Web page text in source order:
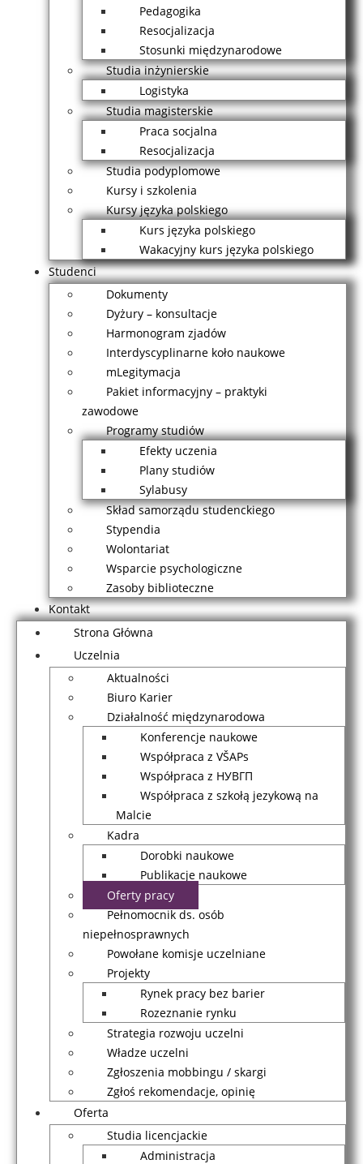
Pedagogika
Resocjalizacja
Stosunki międzynarodowe
Studia inżynierskie
Logistyka
Studia magisterskie
Praca socjalna
Resocjalizacja
Studia podyplomowe
Kursy i szkolenia
Kursy języka polskiego
Kurs języka polskiego
Wakacyjny kurs języka polskiego
Studenci
Dokumenty
Dyżury – konsultacje
Harmonogram zjadów
Interdyscyplinarne koło naukowe
mLegitymacja
Pakiet informacyjny – praktyki
zawodowe
Programy studiów
Efekty uczenia
Plany studiów
Sylabusy
Skład samorządu studenckiego
Stypendia
Wolontariat
Wsparcie psychologiczne
Zasoby biblioteczne
Kontakt
Strona Główna
Uczelnia
Aktualności
Biuro Karier
Działalność międzynarodowa
Konferencje naukowe
Współpraca z VŠAPs
Współpraca z НУВГП
Współpraca z szkołą jezykową na
Malcie
Kadra
Dorobki naukowe
Publikacje naukowe
Oferty pracy
Pełnomocnik ds. osób
niepełnosprawnych
Powołane komisje uczelniane
Projekty
Rynek pracy bez barier
Rozeznanie rynku
Strategia rozwoju uczelni
Władze uczelni
Zgłoszenia mobbingu / skargi
Zgłoś rekomendacje, opinię
Oferta
Studia licencjackie
Administracja